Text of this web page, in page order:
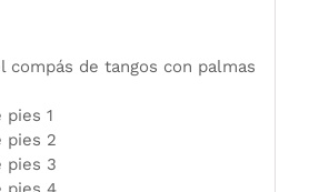
compás de tangos con palmas
pies 1
pies 2
pies 3